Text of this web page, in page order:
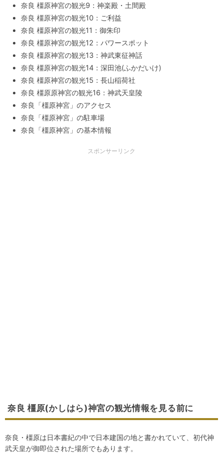
奈良 橿原神宮の観光9：神楽殿・土間殿
奈良 橿原神宮の観光10：ご利益
奈良 橿原神宮の観光11：御朱印
奈良 橿原神宮の観光12：パワースポット
奈良 橿原神宮の観光13：神武東征神話
奈良 橿原神宮の観光14：深田池(ふかだいけ)
奈良 橿原神宮の観光15：長山稲荷社
奈良 橿原原神宮の観光16：神武天皇陵
奈良「橿原神宮」のアクセス
奈良「橿原神宮」の駐車場
奈良「橿原神宮」の基本情報
スポンサーリンク
奈良 橿原(かしはら)神宮の観光情報を見る前に
奈良・橿原は日本書紀の中で日本建国の地と書かれていて、初代神
武天皇が御即位された場所でもあります。